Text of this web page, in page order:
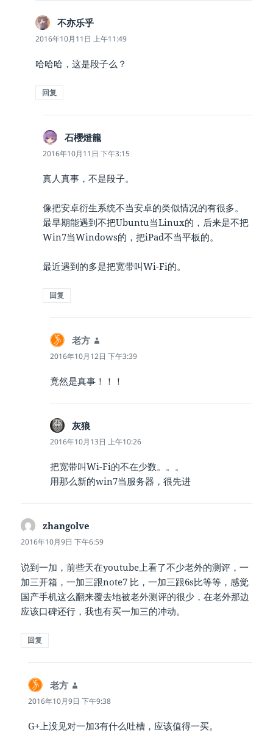
不亦乐乎
道：
2016年10月11日 上午11:49
哈哈哈，这是段子么？
回复
石櫻燈籠说
道：
2016年10月11日 下午3:15
真人真事，不是段子。
像把安卓衍生系统不当安卓的类似情况的有很多。
最早期能遇到不把Ubuntu当Linux的，后来是不把
Win7当Windows的，把iPad不当平板的。
最近遇到的多是把宽带叫Wi-Fi的。
回复
老方
道：
2016年10月12日 下午3:39
竟然是真事！！！
灰狼
道：
2016年10月13日 上午10:26
把宽带叫Wi-Fi的不在少数。。。
用那么新的win7当服务器，很先进
zhangolve
道：
2016年10月9日 下午6:59
说到一加，前些天在youtube上看了不少老外的测评，一
加三开箱，一加三跟note7 比，一加三跟6s比等等，感觉
国产手机这么翻来覆去地被老外测评的很少，在老外那边
应该口碑还行，我也有买一加三的冲动。
回复
老方
道：
2016年10月9日 下午9:38
G+上没见对一加3有什么吐槽，应该值得一买。